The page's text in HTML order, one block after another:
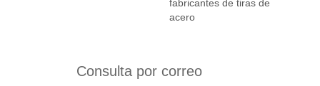
fabricantes de tiras de
acero
Consulta por correo